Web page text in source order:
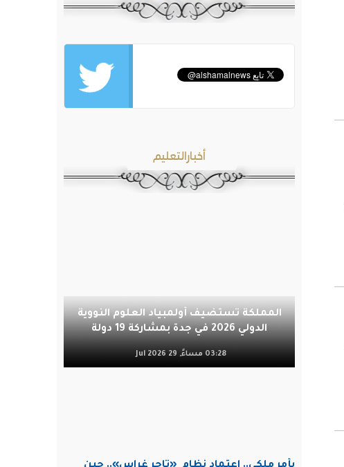
أخبارالتعليم
المملكة تستضيف أولمبياد العلوم النووية
الدولي 2026 في جدة بمشاركة 19 دولة
03:28 مساءً, 29 Jul 2026